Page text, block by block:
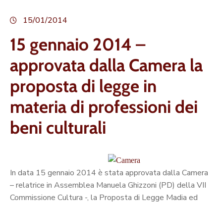
15/01/2014
15 gennaio 2014 –
approvata dalla Camera la
proposta di legge in
materia di professioni dei
beni culturali
In data 15 gennaio 2014 è stata approvata dalla Camera
– relatrice in Assemblea Manuela Ghizzoni (PD) della VII
Commissione Cultura -, la Proposta di Legge Madia ed